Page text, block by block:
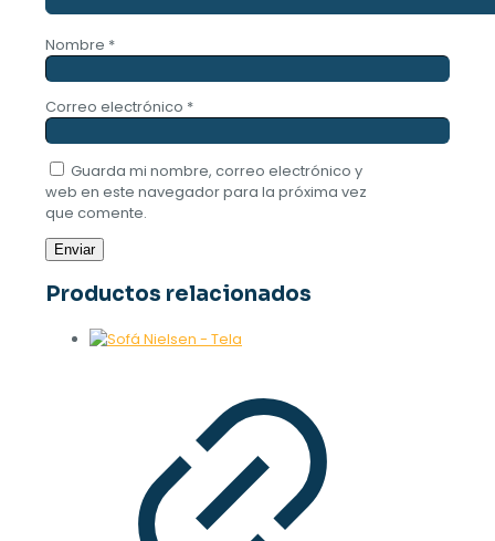
Nombre *
Correo electrónico *
Guarda mi nombre, correo electrónico y
web en este navegador para la próxima vez
que comente.
Productos relacionados